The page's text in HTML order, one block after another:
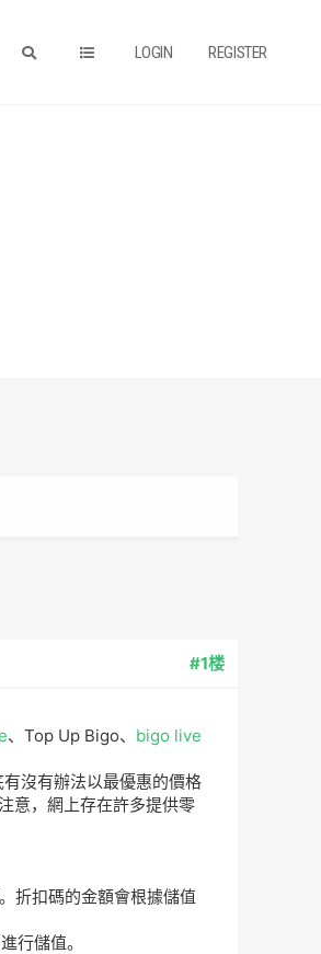
LOGIN REGISTER
#1楼
、Top Up Bigo、 bigo live
沒有辦法以最優惠的價格
意，網上存在許多提供零
折扣碼的金額會根據儲值
行儲值。